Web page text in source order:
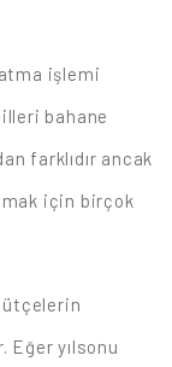
işlemi
bahane
farklıdır ancak
için birçok
Eğer yılsonu